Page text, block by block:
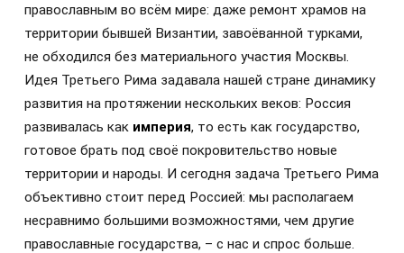
православным во всём мире: даже ремонт храмов на
территории бывшей Византии, завоёванной турками,
не обходился без материального участия Москвы.
Идея Третьего Рима задавала нашей стране динамику
развития на протяжении нескольких веков: Россия
развивалась как империя, то есть как государство,
готовое брать под своё покровительство новые
территории и народы. И сегодня задача Третьего Рима
объективно стоит перед Россией: мы располагаем
несравнимо большими возможностями, чем другие
православные государства, – с нас и спрос больше.